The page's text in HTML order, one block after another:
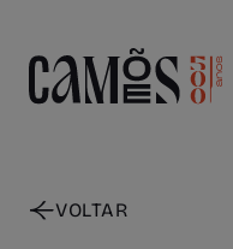
VOLTAR